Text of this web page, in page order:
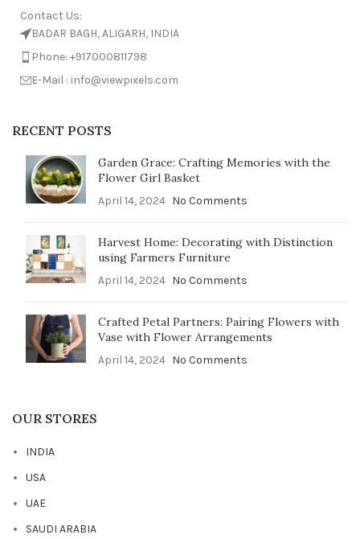
Contact Us:
BADAR BAGH, ALIGARH, INDIA
Phone: +917000811798
E-Mail : info@viewpixels.com
RECENT POSTS
Garden Grace: Crafting Memories with the
Flower Girl Basket
April 14, 2024 No Comments
Harvest Home: Decorating with Distinction
using Farmers Furniture
April 14, 2024 No Comments
Crafted Petal Partners: Pairing Flowers with
Vase with Flower Arrangements
April 14, 2024 No Comments
OUR STORES
INDIA
USA
UAE
SAUDI ARABIA